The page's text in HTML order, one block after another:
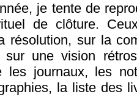
je tente de
de clôture.
résolution, sur la
sur une vision
les journaux, les
la liste des